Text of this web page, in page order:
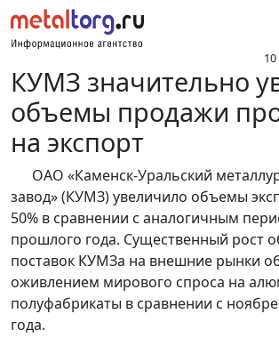
КУМЗ значительно
объемы продажи
на экспорт
ОАО «Каменск-Уральский
завод» (КУМЗ) увеличило объемы
50% в сравнении с аналогичным
прошлого года. Существенный рост
поставок КУМЗа на внешние рынки
оживлением мирового спроса на
полуфабрикаты в сравнении с
года.